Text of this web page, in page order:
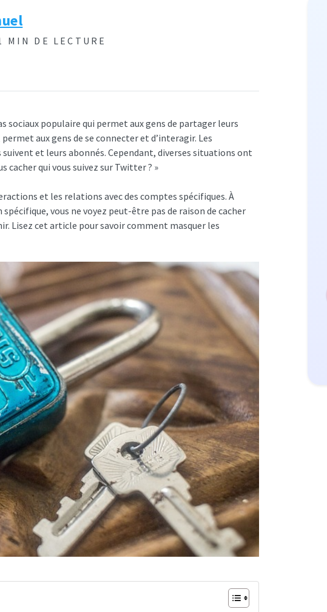
MIN DE LECTURE
sociaux populaire qui permet aux gens de partager leurs
aux gens de se connecter et d’interagir. Les
et leurs abonnés. Cependant, diverses situations ont
cacher qui vous suivez sur Twitter ? »
et les relations avec des comptes spécifiques. À
vous ne voyez peut-être pas de raison de cacher
Lisez cet article pour savoir comment masquer les